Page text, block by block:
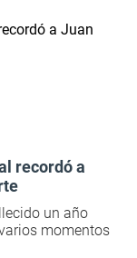
recordó a
un año
momentos